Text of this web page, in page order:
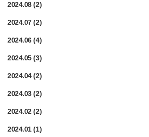
2024.08(2)
2024.07(2)
2024.06(4)
2024.05(3)
2024.04(2)
2024.03(2)
2024.02(2)
2024.01(1)